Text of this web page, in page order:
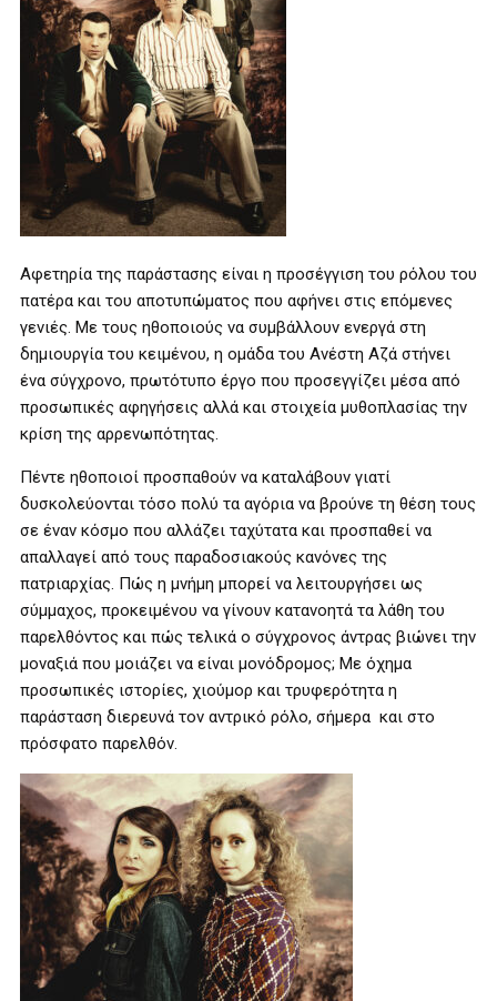
Αφετηρία της παράστασης είναι η προσέγγιση του ρόλου του
πατέρα και του αποτυπώματος που αφήνει στις επόμενες
γενιές. Με τους ηθοποιούς να συμβάλλουν ενεργά στη
δημιουργία του κειμένου, η ομάδα του Ανέστη Αζά στήνει
ένα σύγχρονο, πρωτότυπο έργο που προσεγγίζει μέσα από
προσωπικές αφηγήσεις αλλά και στοιχεία μυθοπλασίας την
κρίση της αρρενωπότητας.
Πέντε ηθοποιοί προσπαθούν να καταλάβουν γιατί
δυσκολεύονται τόσο πολύ τα αγόρια να βρούνε τη θέση τους
σε έναν κόσμο που αλλάζει ταχύτατα και προσπαθεί να
απαλλαγεί από τους παραδοσιακούς κανόνες της
πατριαρχίας. Πώς η μνήμη μπορεί να λειτουργήσει ως
σύμμαχος, προκειμένου να γίνουν κατανοητά τα λάθη του
παρελθόντος και πώς τελικά ο σύγχρονος άντρας βιώνει την
μοναξιά που μοιάζει να είναι μονόδρομος; Με όχημα
προσωπικές ιστορίες, χιούμορ και τρυφερότητα η
παράσταση διερευνά τον αντρικό ρόλο, σήμερα και στο
πρόσφατο παρελθόν.